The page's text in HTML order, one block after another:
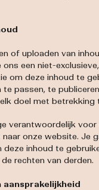
of uploaden van
een niet-
om deze inhoud te
te passen, te
doel met betrekking
verantwoordelijk voor
onze website. Je
inhoud te
rechten van derden.
aansprakelijkheid